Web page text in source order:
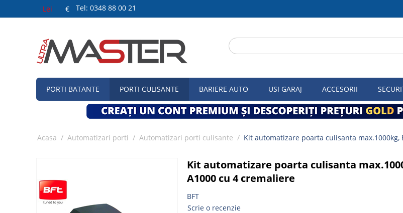
Lei € Tel: 0348 88 00 21
PORTI BATANTE PORTI CULISANTE BARIERE AUTO USI GARAJ ACCESORII
Acasa / Automatizari porti / Automatizari porti culisante / Kit automatizare poarta culisanta max.1000kg,
Kit automatizare poarta culisanta
A1000 cu 4 cremaliere
BFT
Scrie o recenzie